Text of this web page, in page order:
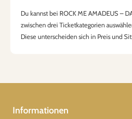
Du kannst bei ROCK ME AMADEUS –
zwischen drei Ticketkategorien
Diese unterscheiden sich in Preis und
Informationen